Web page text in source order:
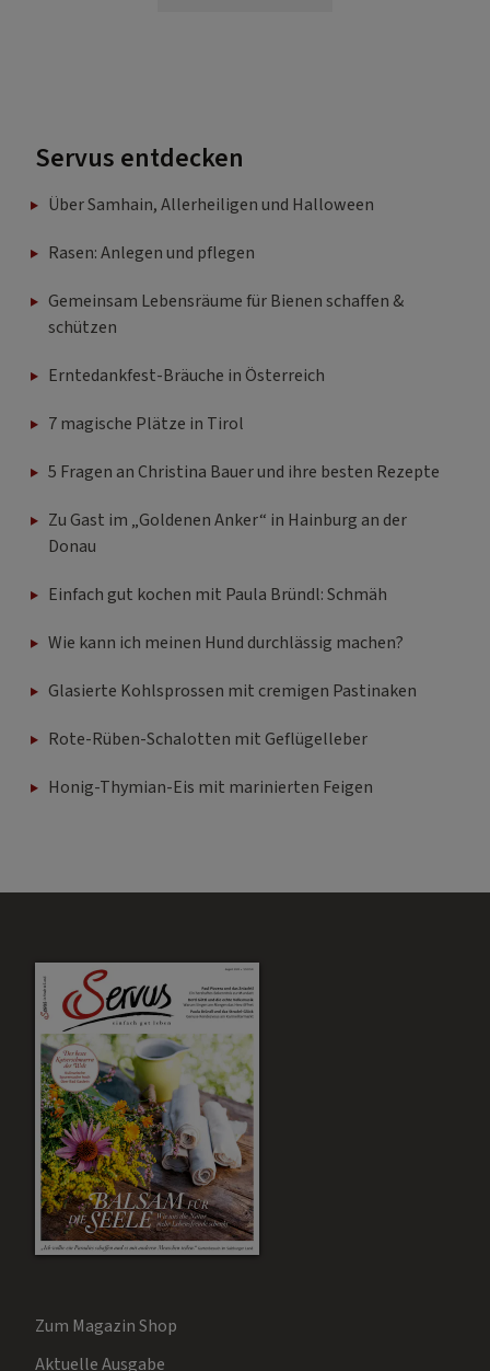
Servus entdecken
Über Samhain, Allerheiligen und Halloween
Rasen: Anlegen und pflegen
Gemeinsam Lebensräume für Bienen schaffen &
schützen
Erntedankfest-Bräuche in Österreich
7 magische Plätze in Tirol
5 Fragen an Christina Bauer und ihre besten Rezepte
Zu Gast im „Goldenen Anker“ in Hainburg an der
Donau
Einfach gut kochen mit Paula Bründl: Schmäh
Wie kann ich meinen Hund durchlässig machen?
Glasierte Kohlsprossen mit cremigen Pastinaken
Rote-Rüben-Schalotten mit Geflügelleber
Honig-Thymian-Eis mit marinierten Feigen
Zum Magazin Shop
Aktuelle Ausgabe